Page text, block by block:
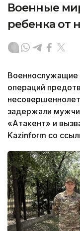
Военные
ребенка от
Военнослужащие
операций
задержали
«Атакент» и
Kazinform со